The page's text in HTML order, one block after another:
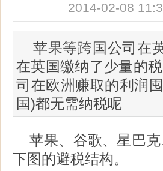
2014-02-08
苹果等跨国公司在
在英国缴纳了少量的
司在欧洲赚取的利润
国)都无需纳税呢
苹果、谷歌、星巴
下图的避税结构。